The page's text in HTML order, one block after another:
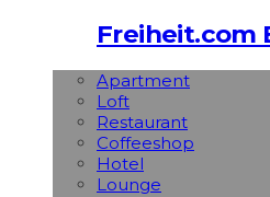
Freiheit.com
Apart­ment
Loft
Restaurant
Coffeeshop
Hotel
Lounge